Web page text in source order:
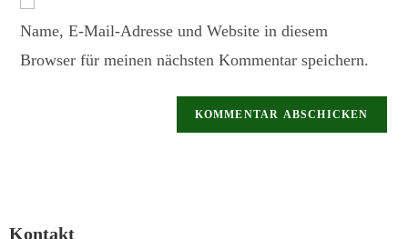
Name, E-Mail-Adresse und Website in diesem
Browser für meinen nächsten Kommentar speichern.
Kontakt